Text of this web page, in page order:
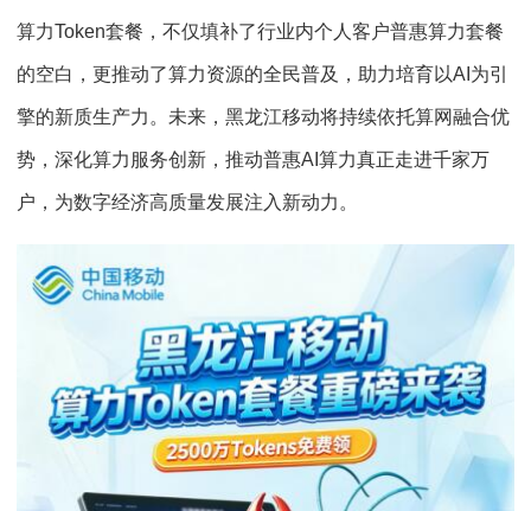
算力Token套餐，不仅填补了行业内个人客户普惠算力套餐
的空白，更推动了算力资源的全民普及，助力培育以AI为引
擎的新质生产力。未来，黑龙江移动将持续依托算网融合优
势，深化算力服务创新，推动普惠AI算力真正走进千家万
户，为数字经济高质量发展注入新动力。